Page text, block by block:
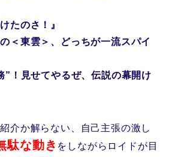
たのさ！』
＜東雲＞、どっちが一流スパイ
”！見せてやるぜ、伝説の幕開け
介か解らない、自己主張の激し
駄な動き をしながらロイドが目